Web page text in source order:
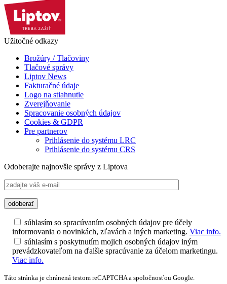
Užitočné odkazy
Brožúry / Tlačoviny
Tlačové správy
Liptov News
Fakturačné údaje
Logo na stiahnutie
Zverejňovanie
Spracovanie osobných údajov
Cookies & GDPR
Pre partnerov
Prihlásenie do systému LRC
Prihlásenie do systému CRS
Odoberajte najnovšie správy z Liptova
súhlasím so spracúvaním osobných údajov pre účely
informovania o novinkách, zľavách a iných marketing. Viac info.
súhlasím s poskytnutím mojich osobných údajov iným
prevádzkovateľom na ďalšie spracúvanie za účelom marketingu.
Viac info.
Táto stránka je chránená testom reCAPTCHA a spoločnosťou Google.